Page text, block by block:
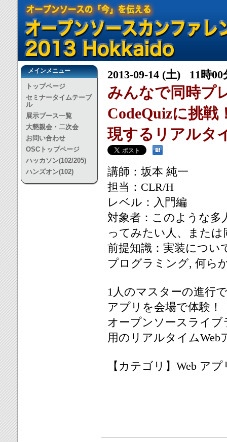
メインメニュー
トップページ
セミナータイムテーブ
ル
展示ブース一覧
大懇親会・二次会
お問い合わせ
OSCトップページ
ハッカソン(102/205)
ハンズオン(102)
2013-09-14 (土) 11時00
みんなで同時プ
CodeQuizに挑
現するリアルタ
講師：坂本 純一
担当：CLR/H
レベル：入門編
対象者：このような多
ってみたい人、また
前提知識：実装につい
プログラミング, 何ら
1人のマスターの進行
アプリを会場で体験！
オープンソースライブ
用のリアルタイムWeb
【カテゴリ】Web ア